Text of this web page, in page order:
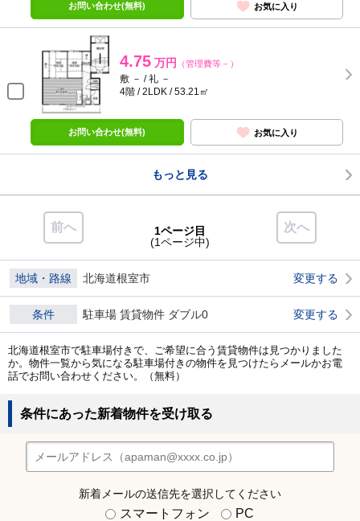
お問い合わせ(無料) お気に入り
4.75 万円 （管理費等－）
敷 － / 礼 －
4階 / 2LDK / 53.21㎡
お問い合わせ(無料) お気に入り
もっと見る
前へ 次へ
1ページ目
(1ページ中)
地域・路線 北海道根室市 変更する
条件 駐車場 賃貸物件 ダブル0 変更する
北海道根室市で駐車場付きで、ご希望に合う賃貸物件は見つかりました
か。物件一覧から気になる駐車場付きの物件を見つけたらメールかお電
話でお問い合わせください。（無料）
条件にあった新着物件を受け取る
新着メールの送信先を選択してください
スマートフォン PC